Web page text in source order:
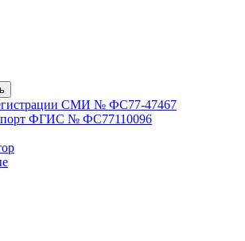
СМИ № ФС77-47467
ФГИС № ФС77110096